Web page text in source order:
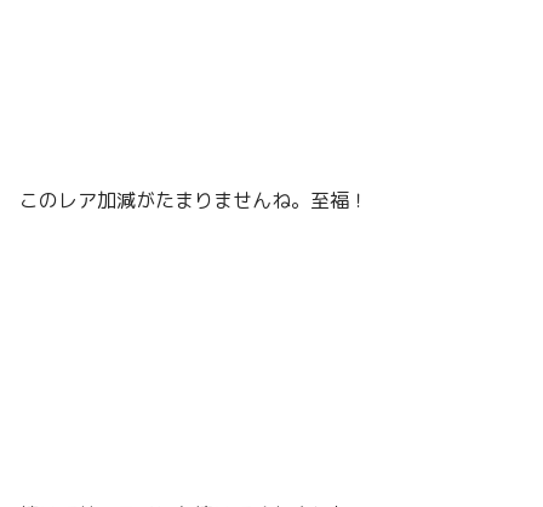
このレア加減がたまりませんね。至福！